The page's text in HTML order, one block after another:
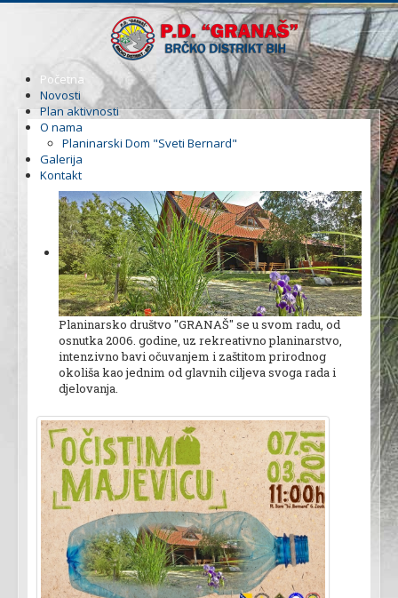
Početna
Novosti
Plan aktivnosti
O nama
Planinarski Dom "Sveti Bernard"
Galerija
Kontakt
Planinarsko društvo ''GRANAŠ'' se u svom radu, od
osnutka 2006. godine, uz rekreativno planinarstvo,
intenzivno bavi očuvanjem i zaštitom prirodnog
okoliša kao jednim od glavnih ciljeva svoga rada i
djelovanja.